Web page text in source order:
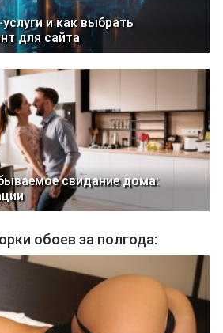
и как выбрать
для сайта
свидание дома:
обоев за полгода: